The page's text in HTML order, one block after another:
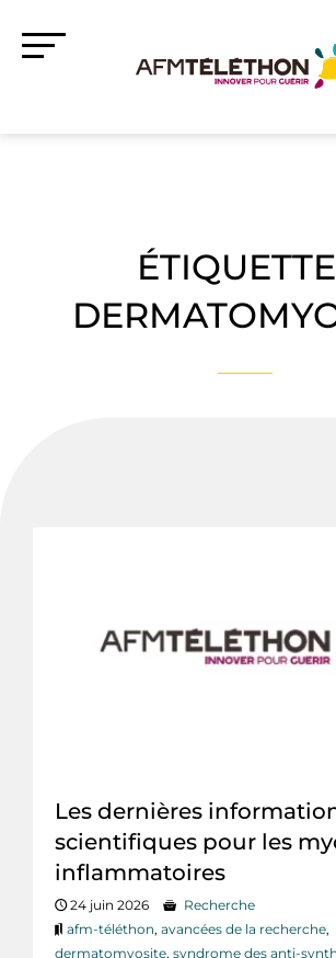
Les dernières
scientifiques pour les
inflammatoires
24 juin 2026
Recherche
afm-téléthon, avancées de la recherche,
dermatomyosite, syndrome des anti-